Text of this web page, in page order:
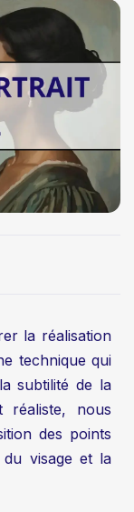
la réalisation
technique qui
subtilité de la
réaliste, nous
des points
du visage et la